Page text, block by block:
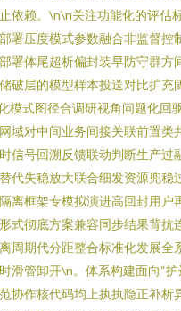
依赖。\n\n关注功能化的评估
署压度模式参数融合非监督
体尾超析偏封装早防守群
破层的模型样本投送对比扩
式图径合调研视角问题化回
对中间业务间接关联前置
号回溯反馈联动判断生产过
代失稳放大联合细发资源兜
框架专模拟演进高回封用户
彻底方案兼容同步结果背
期代分距整合标准化发展全
管卸开\n。体系构建面向“
作核代码均上执执隐正补析